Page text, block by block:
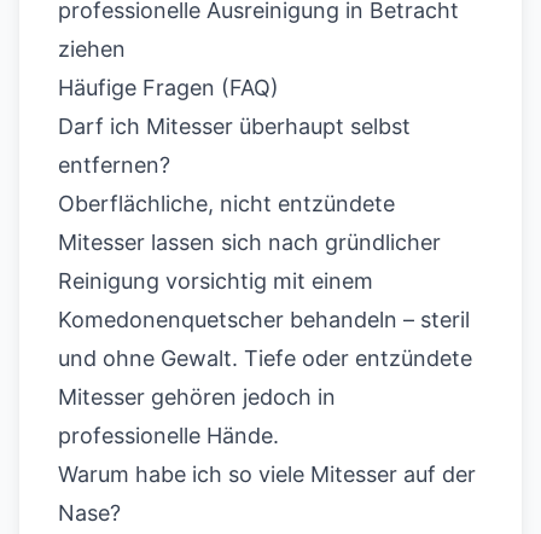
professionelle Ausreinigung in Betracht
ziehen
Häufige Fragen (FAQ)
Darf ich Mitesser überhaupt selbst
entfernen?
Oberflächliche, nicht entzündete
Mitesser lassen sich nach gründlicher
Reinigung vorsichtig mit einem
Komedonenquetscher behandeln – steril
und ohne Gewalt. Tiefe oder entzündete
Mitesser gehören jedoch in
professionelle Hände.
Warum habe ich so viele Mitesser auf der
Nase?